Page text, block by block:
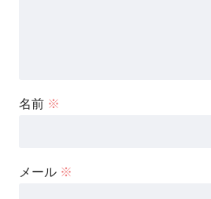
名前 ※
メール ※